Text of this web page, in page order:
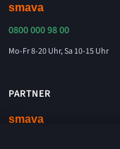
0800 000 98 00
Mo-Fr 8-20 Uhr, Sa 10-15 Uhr
PARTNER